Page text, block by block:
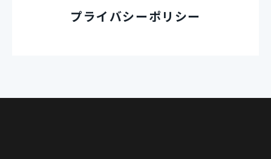
プライバシーポリシー